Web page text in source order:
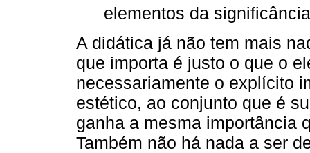
elementos da
A didática já não tem mais
que importa é justo o que o
necessariamente o explícito
estético, ao conjunto que é
ganha a mesma importância
Também não há nada a ser